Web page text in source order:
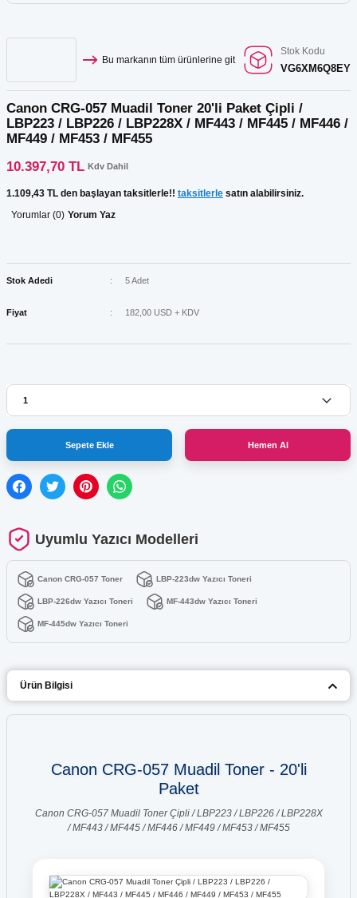
Bu markanın tüm ürünlerine git
Stok Kodu
VG6XM6Q8EY
Canon CRG-057 Muadil Toner 20'li Paket Çipli /
LBP223 / LBP226 / LBP228X / MF443 / MF445 / MF446 /
MF449 / MF453 / MF455
10.397,70 TL Kdv Dahil
1.109,43 TL den başlayan taksitlerle!! taksitlerle satın alabilirsiniz.
Yorumlar (0) Yorum Yaz
Stok Adedi 5 Adet
Fiyat 182,00 USD + KDV
Sepete Ekle Hemen Al
Uyumlu Yazıcı Modelleri
Canon CRG-057 Toner LBP-223dw Yazıcı Toneri
LBP-226dw Yazıcı Toneri MF-443dw Yazıcı Toneri
MF-445dw Yazıcı Toneri
Ürün Bilgisi
Canon CRG-057 Muadil Toner - 20'li
Paket
Canon CRG-057 Muadil Toner Çipli / LBP223 / LBP226 / LBP228X
/ MF443 / MF445 / MF446 / MF449 / MF453 / MF455